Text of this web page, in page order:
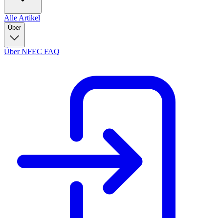
Alle Artikel
Über
Über NFEC FAQ